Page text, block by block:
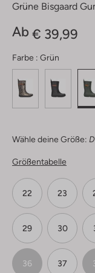
Grüne Bisgaard
Ab € 39,99
Farbe : Grün
Wähle deine Größe:
Größentabelle
22 23
29 30
36 37